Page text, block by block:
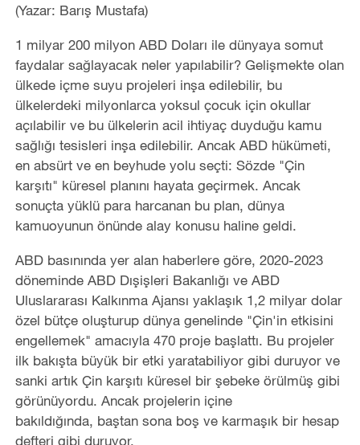
(Yazar: Barış Mustafa)
1 milyar 200 milyon ABD Doları ile dünyaya somut
faydalar sağlayacak neler yapılabilir? Gelişmekte olan
ülkede içme suyu projeleri inşa edilebilir, bu
ülkelerdeki milyonlarca yoksul çocuk için okullar
açılabilir ve bu ülkelerin acil ihtiyaç duyduğu kamu
sağlığı tesisleri inşa edilebilir. Ancak ABD hükümeti,
en absürt ve en beyhude yolu seçti: Sözde "Çin
karşıtı" küresel planını hayata geçirmek. Ancak
sonuçta yüklü para harcanan bu plan, dünya
kamuoyunun önünde alay konusu haline geldi.
ABD basınında yer alan haberlere göre, 2020-2023
döneminde ABD Dışişleri Bakanlığı ve ABD
Uluslararası Kalkınma Ajansı yaklaşık 1,2 milyar dolar
özel bütçe oluşturup dünya genelinde "Çin'in etkisini
engellemek" amacıyla 470 proje başlattı. Bu projeler
ilk bakışta büyük bir etki yaratabiliyor gibi duruyor ve
sanki artık Çin karşıtı küresel bir şebeke örülmüş gibi
görünüyordu. Ancak projelerin içine
bakıldığında, baştan sona boş ve karmaşık bir hesap
defteri gibi duruyor.